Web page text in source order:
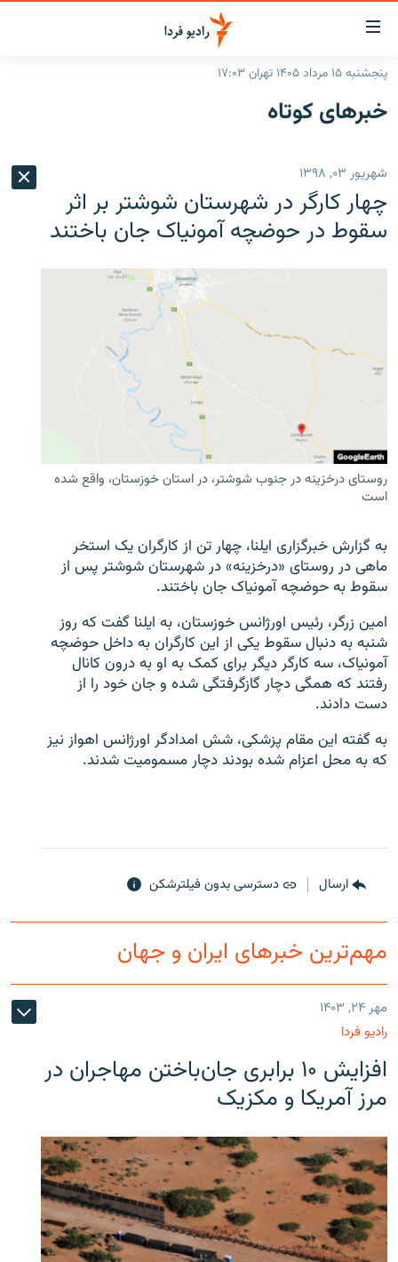
لینک‌های
قابلیت
دسترسی
بازگشت
اصلی
رفتن
صفحه
ایران
رادیو
انتخاب کنید و بشنوید
پادکست
به ما بپیوندید
زبان‌های دیگر
پنجشنبه ۱۵ مرداد ۱۴۰۵ تهران ۱۷:۰۳
خبرهای کوتاه
شهریور ۰۳, ۱۳۹۸
چهار کارگر در شهرستان شوشتر بر اثر
سقوط در حوضچه آمونیاک جان باختند
روستای درخزینه در جنوب شوشتر، در استان خوزستان، واقع شده
است
به گزارش خبرگزاری ایلنا، چهار تن از کارگران یک استخر
ماهی در روستای «درخزینه» در شهرستان شوشتر پس از
سقوط به حوضچه آمونیاک جان باختند.
امین زرگر، رئیس اورژانس خوزستان، به ایلنا گفت که روز
شنبه به دنبال سقوط یکی از این کارگران به داخل حوضچه
آمونیاک، سه کارگر دیگر برای کمک به او به درون کانال
رفتند که همگی دچار گازگرفتگی شده و جان خود را از
دست دادند.
به گفته این مقام پزشکی، شش امدادگر اورژانس اهواز نیز
که به محل اعزام شده بودند دچار مسمومیت شدند.
ارسال دسترسی بدون فیلترشکن
مهم‌ترین خبرهای ایران و جهان
مهر ۲۴, ۱۴۰۳
رادیو فردا
افزایش ۱۰ برابری جان‌باختن مهاجران در
مرز آمریکا و مکزیک